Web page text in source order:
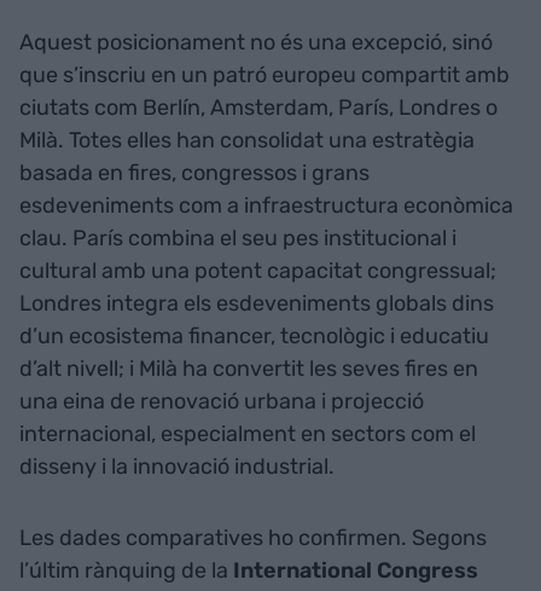
Aquest posicionament no és una excepció, sinó
que s’inscriu en un patró europeu compartit amb
ciutats com Berlín, Amsterdam, París, Londres o
Milà. Totes elles han consolidat una estratègia
basada en fires, congressos i grans
esdeveniments com a infraestructura econòmica
clau. París combina el seu pes institucional i
cultural amb una potent capacitat congressual;
Londres integra els esdeveniments globals dins
d’un ecosistema financer, tecnològic i educatiu
d’alt nivell; i Milà ha convertit les seves fires en
una eina de renovació urbana i projecció
internacional, especialment en sectors com el
disseny i la innovació industrial.
Les dades comparatives ho confirmen. Segons
l’últim rànquing de la International Congress